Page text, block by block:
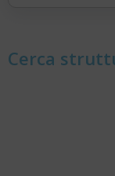
Cerca